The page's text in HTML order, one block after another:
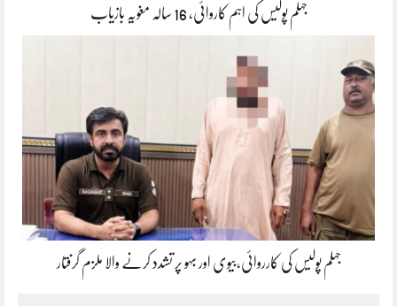
جہلم پولیس کی اہم کاروائی، 16 سالہ مغویہ بازیاب
جہلم پولیس کی کارروائی،بیوی اور بہو پر تشدد کرنے والا ملزم گرفتار